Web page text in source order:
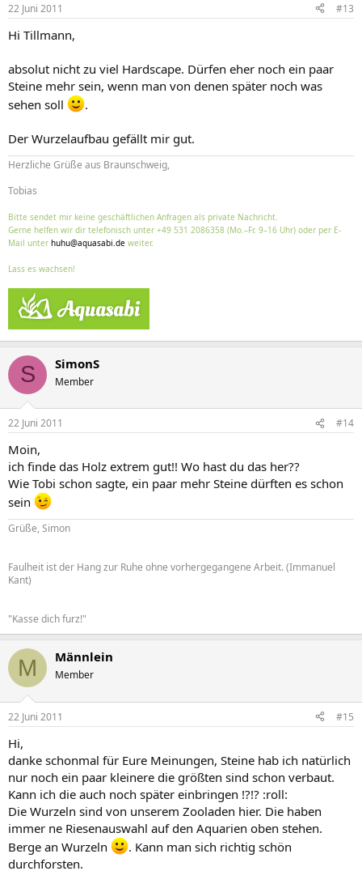
22 Juni 2011 #13
Hi Tillmann,
absolut nicht zu viel Hardscape. Dürfen eher noch ein paar
Steine mehr sein, wenn man von denen später noch was
sehen soll
.
Der Wurzelaufbau gefällt mir gut.
Herzliche Grüße aus Braunschweig,
Tobias
Bitte sendet mir keine geschäftlichen Anfragen als private Nachricht.
Gerne helfen wir dir telefonisch unter +49 531 2086358 (Mo.–Fr. 9–16 Uhr) oder per E-
Mail unter huhu@aquasabi.de weiter.
Lass es wachsen!
S SimonS
Member
22 Juni 2011 #14
Moin,
ich finde das Holz extrem gut!! Wo hast du das her??
Wie Tobi schon sagte, ein paar mehr Steine dürften es schon
sein
Grüße, Simon
Faulheit ist der Hang zur Ruhe ohne vorhergegangene Arbeit. (Immanuel
Kant)
"Kasse dich furz!"
M Männlein
Member
22 Juni 2011 #15
Hi,
danke schonmal für Eure Meinungen, Steine hab ich natürlich
nur noch ein paar kleinere die größten sind schon verbaut.
Kann ich die auch noch später einbringen !?!? :roll:
Die Wurzeln sind von unserem Zooladen hier. Die haben
immer ne Riesenauswahl auf den Aquarien oben stehen.
Berge an Wurzeln
. Kann man sich richtig schön
durchforsten.